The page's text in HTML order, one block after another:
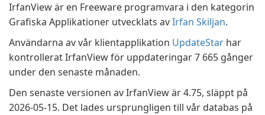
IrfanView är en Freeware programvara i den kategorin
Grafiska Applikationer utvecklats avIrfan Skiljan.
Användarna av vår klientapplikation UpdateStar har
kontrollerat IrfanView för uppdateringar 7 665 gånger
under den senaste månaden.
Den senaste versionen av IrfanView är 4.75, släppt på
2026-05-15. Det lades ursprungligen till vår databas på